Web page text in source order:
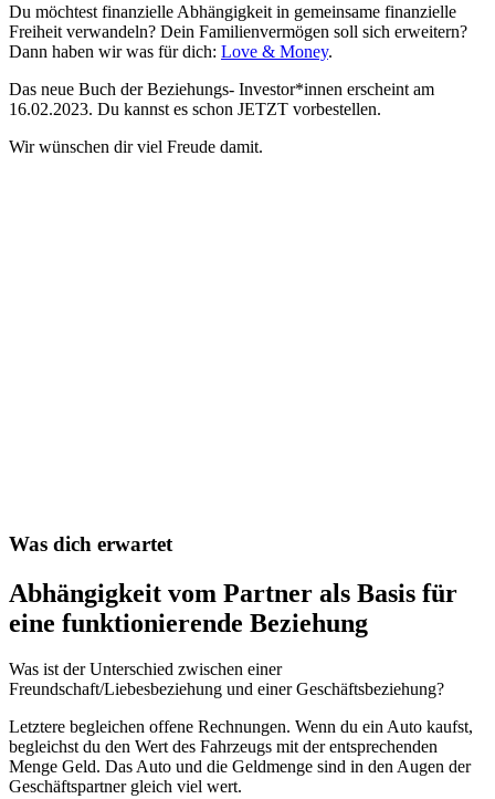
Du möchtest finanzielle Abhängigkeit in gemeinsame finanzielle
Freiheit verwandeln? Dein Familienvermögen soll sich erweitern?
Dann haben wir was für dich: Love & Money.
Das neue Buch der Beziehungs- Investor*innen erscheint am
16.02.2023. Du kannst es schon JETZT vorbestellen.
Wir wünschen dir viel Freude damit.
Was dich erwartet
Abhängigkeit vom Partner als Basis für
eine funktionierende Beziehung
Was ist der Unterschied zwischen einer
Freundschaft/Liebesbeziehung und einer Geschäftsbeziehung?
Letztere begleichen offene Rechnungen. Wenn du ein Auto kaufst,
begleichst du den Wert des Fahrzeugs mit der entsprechenden
Menge Geld. Das Auto und die Geldmenge sind in den Augen der
Geschäftspartner gleich viel wert.